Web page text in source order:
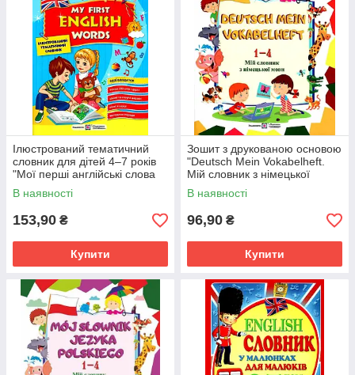
Ілюстрований тематичний
словник для дітей 4–7 років
"Мої перші англійські слова
(частина 1)" | Підручники і
посібники
В наявності
153,90 ₴
Купити
Зошит з друкованою основою
"Deutsch Mein Vokabelheft.
Мій словник з німецької
мови" 1-4 класи
В наявності
96,90 ₴
Купити